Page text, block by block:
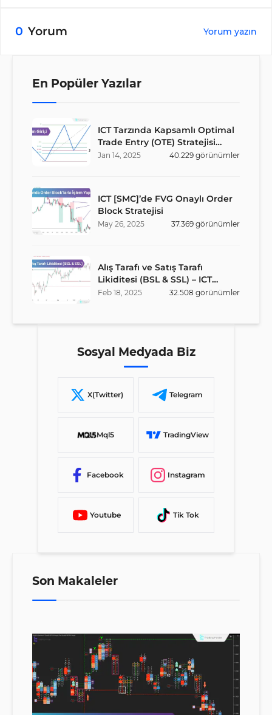
0 Yorum Yorum yazın
En Popüler Yazılar
ICT Tarzında Kapsamlı Optimal
Trade Entry (OTE) Stratejisi
Rehberi
Jan 14, 2025 40.229 görünümler
ICT [SMC]’de FVG Onaylı Order
Block Stratejisi
May 26, 2025 37.369 görünümler
Alış Tarafı ve Satış Tarafı
Likiditesi (BSL & SSL) – ICT
Stratejisi
Feb 18, 2025 32.508 görünümler
Sosyal Medyada Biz
X(Twitter) Telegram
Mql5 TradingView
Facebook Instagram
Youtube Tik Tok
Son Makaleler